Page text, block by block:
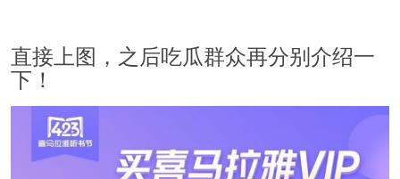
直接上图，之后吃瓜群众再分别介绍一
下！